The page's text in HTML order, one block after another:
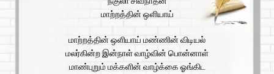
மாற்றத்தின் ஒளியாய்
மாற்றத்தின் ஒளியாய் மண்ணின் விடியல்
மலர்கின்ற இன்நாள் வாழ்வின் பொன்னாள்
மாண்புறும் மக்களின் வாழ்க்கை ஓங்கிட